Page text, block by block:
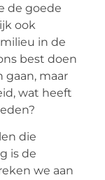
de goede
ook
in de
best doen
maar
wat heeft
die
is de
we aan